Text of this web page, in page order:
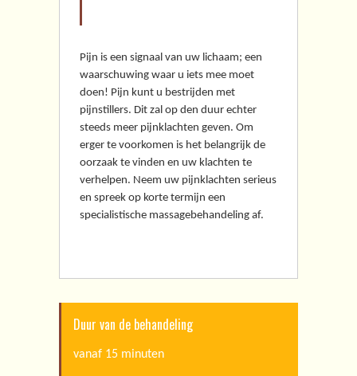
Pijn is een signaal van uw lichaam; een
waarschuwing waar u iets mee moet
doen! Pijn kunt u bestrijden met
pijnstillers. Dit zal op den duur echter
steeds meer pijnklachten geven. Om
erger te voorkomen is het belangrijk de
oorzaak te vinden en uw klachten te
verhelpen. Neem uw pijnklachten serieus
en spreek op korte termijn een
specialistische massagebehandeling af.
Duur van de behandeling
vanaf 15 minuten